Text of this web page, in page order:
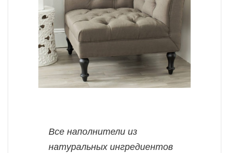
Все наполнители из
натуральных ингредиентов